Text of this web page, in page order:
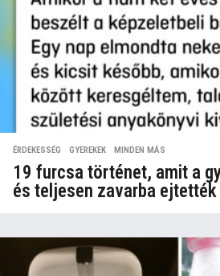
ÉRDEKESSÉG ,GYEREKEK ,MINDEN MÁS
19 furcsa történet, amit a
és teljesen zavarba